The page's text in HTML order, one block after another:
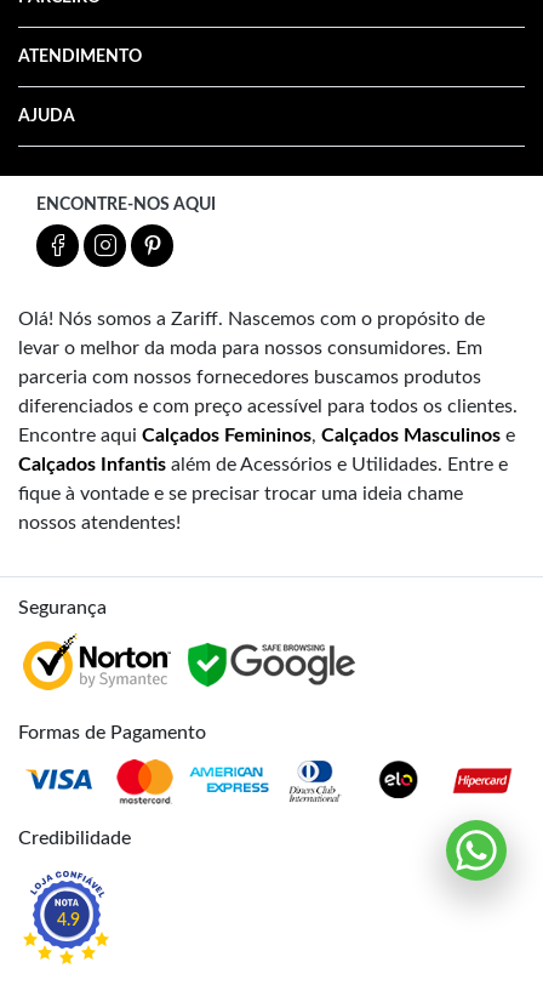
ATENDIMENTO
AJUDA
ENCONTRE-NOS AQUI
Olá! Nós somos a Zariff. Nascemos com o propósito de
levar o melhor da moda para nossos consumidores. Em
parceria com nossos fornecedores buscamos produtos
diferenciados e com preço acessível para todos os clientes.
Encontre aqui Calçados Femininos, Calçados Masculinos e
Calçados Infantis além de Acessórios e Utilidades. Entre e
fique à vontade e se precisar trocar uma ideia chame
nossos atendentes!
Segurança
Formas de Pagamento
Credibilidade
4.9